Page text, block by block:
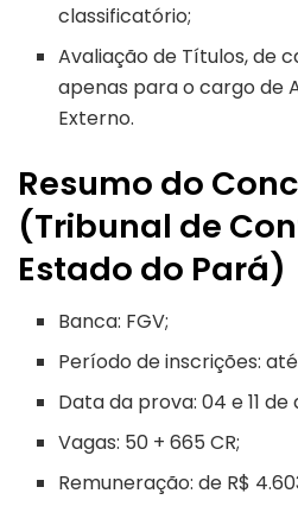
classificatório;
Avaliação de Títulos, de
apenas para o cargo de
Externo.
Resumo do
(Tribunal de
Estado do Pará)
Banca: FGV;
Período de inscrições:
Data da prova: 04 e 11 de
Vagas: 50 + 665 CR;
Remuneração: de R$